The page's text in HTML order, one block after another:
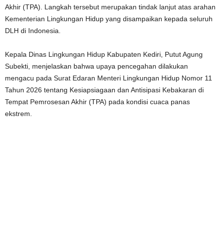
Akhir (TPA). Langkah tersebut merupakan tindak lanjut atas arahan
Kementerian Lingkungan Hidup yang disampaikan kepada seluruh
DLH di Indonesia.
Kepala Dinas Lingkungan Hidup Kabupaten Kediri, Putut Agung
Subekti, menjelaskan bahwa upaya pencegahan dilakukan
mengacu pada Surat Edaran Menteri Lingkungan Hidup Nomor 11
Tahun 2026 tentang Kesiapsiagaan dan Antisipasi Kebakaran di
Tempat Pemrosesan Akhir (TPA) pada kondisi cuaca panas
ekstrem.